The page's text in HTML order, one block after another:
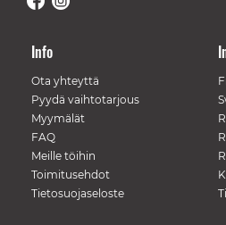
Info
Ota yhteyttä
Pyydä vaihtotarjous
Myymälät
FAQ
Meille töihin
Toimitusehdot
Tietosuojaseloste